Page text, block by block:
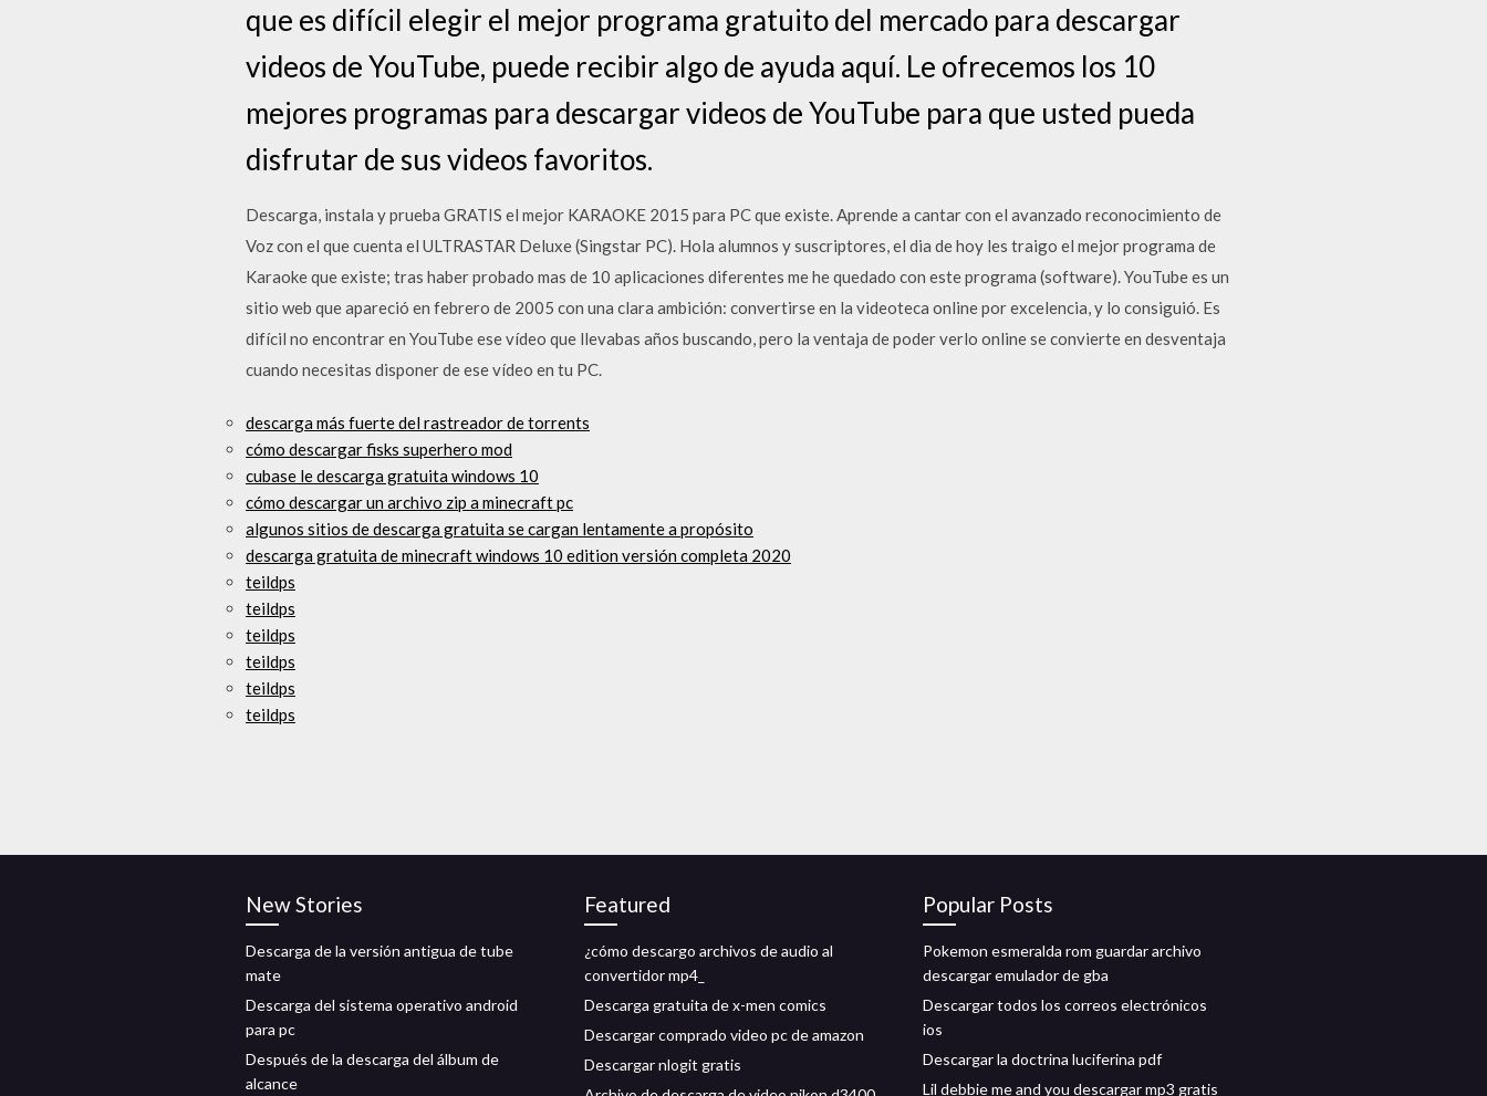
que es difícil elegir el mejor programa gratuito del mercado para descargar
videos de YouTube, puede recibir algo de ayuda aquí. Le ofrecemos los 10
mejores programas para descargar videos de YouTube para que usted pueda
disfrutar de sus videos favoritos.
Descarga, instala y prueba GRATIS el mejor KARAOKE 2015 para PC que existe. Aprende a cantar con el avanzado reconocimiento de
Voz con el que cuenta el ULTRASTAR Deluxe (Singstar PC). Hola alumnos y suscriptores, el dia de hoy les traigo el mejor programa de
Karaoke que existe; tras haber probado mas de 10 aplicaciones diferentes me he quedado con este programa (software). YouTube es un
sitio web que apareció en febrero de 2005 con una clara ambición: convertirse en la videoteca online por excelencia, y lo consiguió. Es
difícil no encontrar en YouTube ese vídeo que llevabas años buscando, pero la ventaja de poder verlo online se convierte en desventaja
cuando necesitas disponer de ese vídeo en tu PC.
descarga más fuerte del rastreador de torrents
cómo descargar fisks superhero mod
cubase le descarga gratuita windows 10
cómo descargar un archivo zip a minecraft pc
algunos sitios de descarga gratuita se cargan lentamente a propósito
descarga gratuita de minecraft windows 10 edition versión completa 2020
teildps
teildps
teildps
teildps
teildps
teildps
New Stories
Descarga de la versión antigua de tube
mate
Descarga del sistema operativo android
para pc
Después de la descarga del álbum de
alcance
Featured
¿cómo descargo archivos de audio al
convertidor mp4_
Descarga gratuita de x-men comics
Descargar comprado video pc de amazon
Descargar nlogit gratis
Popular Posts
Pokemon esmeralda rom guardar archivo
descargar emulador de gba
Descargar todos los correos electrónicos
ios
Descargar la doctrina luciferina pdf
Lil debbie me and you descargar mp3 gratis